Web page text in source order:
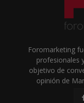
Foromarketing
profesionales
objetivo de
opinión de